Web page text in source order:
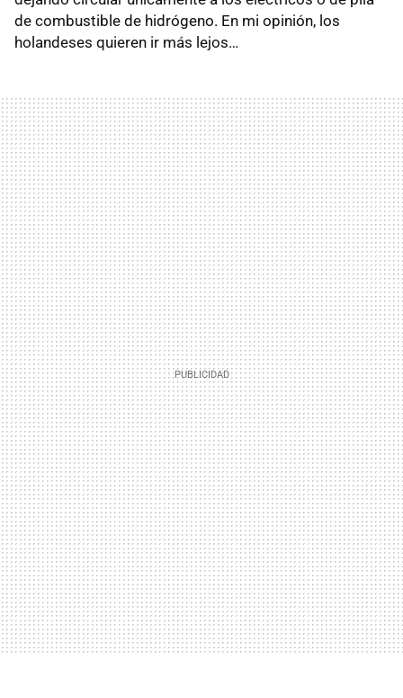
de combustible de hidrógeno. En mi opinión, los
holandeses quieren ir más lejos…